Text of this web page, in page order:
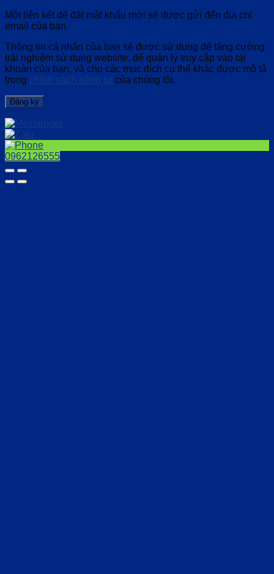
Một liên kết để đặt mật khẩu mới sẽ được gửi đến địa chỉ
email của bạn.
Thông tin cá nhân của bạn sẽ được sử dụng để tăng cường
trải nghiệm sử dụng website, để quản lý truy cập vào tài
khoản của bạn, và cho các mục đích cụ thể khác được mô tả
trong chính sách riêng tư của chúng tôi.
Đăng ký
0962126555